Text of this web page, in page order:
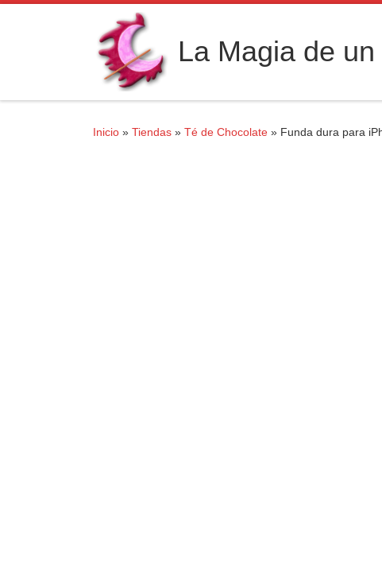
Saltar al contenido
La Magia de
Inicio » Tiendas » Té de Chocolate » Funda dura para